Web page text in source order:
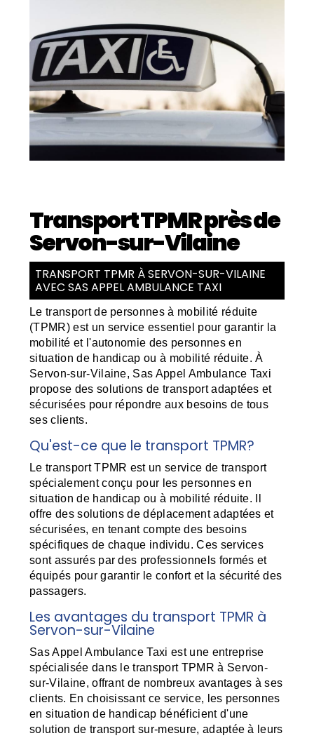
Transport TPMR près de
Servon-sur-Vilaine
TRANSPORT TPMR À SERVON-SUR-VILAINE
AVEC SAS APPEL AMBULANCE TAXI
Le transport de personnes à mobilité réduite
(TPMR) est un service essentiel pour garantir la
mobilité et l'autonomie des personnes en
situation de handicap ou à mobilité réduite. À
Servon-sur-Vilaine, Sas Appel Ambulance Taxi
propose des solutions de transport adaptées et
sécurisées pour répondre aux besoins de tous
ses clients.
Qu'est-ce que le transport TPMR?
Le transport TPMR est un service de transport
spécialement conçu pour les personnes en
situation de handicap ou à mobilité réduite. Il
offre des solutions de déplacement adaptées et
sécurisées, en tenant compte des besoins
spécifiques de chaque individu. Ces services
sont assurés par des professionnels formés et
équipés pour garantir le confort et la sécurité des
passagers.
Les avantages du transport TPMR à
Servon-sur-Vilaine
Sas Appel Ambulance Taxi est une entreprise
spécialisée dans le transport TPMR à Servon-
sur-Vilaine, offrant de nombreux avantages à ses
clients. En choisissant ce service, les personnes
en situation de handicap bénéficient d'une
solution de transport sur-mesure, adaptée à leurs